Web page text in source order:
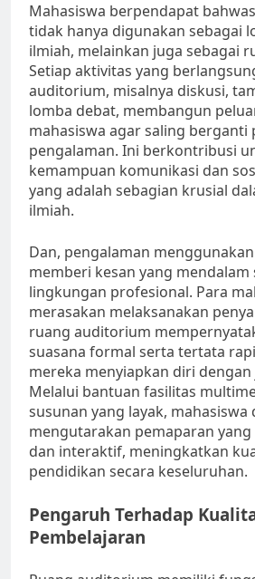
Mahasiswa berpendapat
tidak hanya digunakan sebagai
ilmiah, melainkan juga sebagai
Setiap aktivitas yang
auditorium, misalnya diskusi,
lomba debat, membangun
mahasiswa agar saling berganti
pengalaman. Ini berkontribusi
kemampuan komunikasi dan
yang adalah sebagian krusial
ilmiah.
Dan, pengalaman
memberi kesan yang
lingkungan profesional. Para
merasakan melaksanakan
ruang auditorium
suasana formal serta tertata
mereka menyiapkan diri
Melalui bantuan fasilitas
susunan yang layak, mahasiswa
mengutarakan pemaparan
dan interaktif, meningkatkan
pendidikan secara keseluruhan.
Pengaruh Terhadap
Pembelajaran